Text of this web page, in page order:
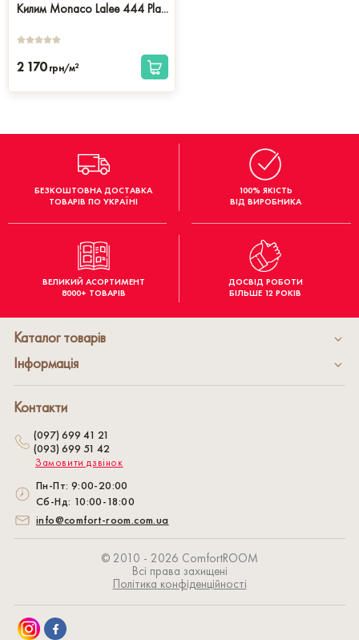
Килим Monaco Lalee 444 Pla...
2 170 грн/м2
БЕЗКОШТОВНА ДОСТАВКА
ТОВАРІВ ПО УКРАЇНІ
100% ЯКІСТЬ
ВІД ВИРОБНИКА
ВЕЛИКИЙ АСОРТИМЕНТ
8000+ ТОВАРІВ
ДОСВІД РОБОТИ
БІЛЬШЕ 12 РОКІВ
© 2010 - 2026 СomfortROOM
Всі права захищені
Політика конфіденційності
Каталог товарів
Інформація
Контакти
(097) 699 41 21
(093) 699 51 42
Замовити дзвінок
Пн-Пт: 9:00-20:00
Сб-Нд: 10:00-18:00
info@comfort-room.com.ua